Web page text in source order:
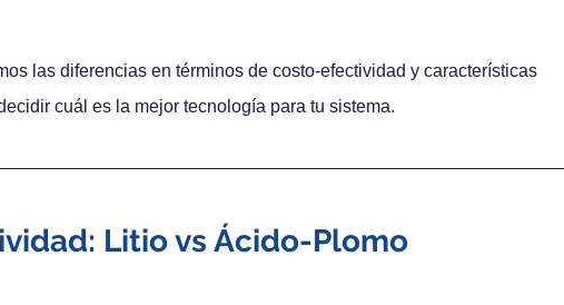
las diferencias en términos de costo-efectividad y características
cuál es la mejor tecnología para tu sistema.
Litio vs Ácido-Plomo